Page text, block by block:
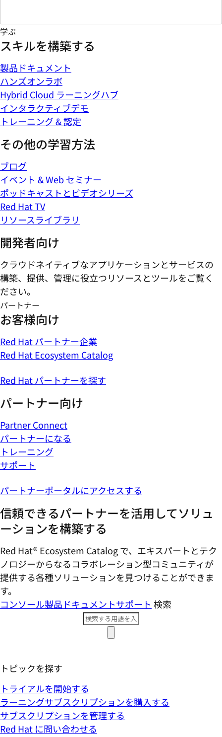
学ぶ
スキルを構築する
製品ドキュメント
ハンズオンラボ
Hybrid Cloud ラーニングハブ
インタラクティブデモ
トレーニング & 認定
その他の学習方法
ブログ
イベント & Web セミナー
ポッドキャストとビデオシリーズ
Red Hat TV
リソースライブラリ
開発者向け
クラウドネイティブなアプリケーションとサービスの
構築、提供、管理に役立つリソースとツールをご覧く
ださい。
パートナー
お客様向け
Red Hat パートナー企業
Red Hat Ecosystem Catalog
Red Hat パートナーを探す
パートナー向け
Partner Connect
パートナーになる
トレーニング
サポート
パートナーポータルにアクセスする
信頼できるパートナーを活用してソリュ
ーションを構築する
Red Hat® Ecosystem Catalog で、エキスパートとテク
ノロジーからなるコラボレーション型コミ​ュニティが
提供する各種ソリューションを見つけることができま
す。
コンソール製品ドキュメントサポート 検索
トピックを探す
トライアルを開始する
ラーニングサブスクリプションを購入する
サブスクリプションを管理する
Red Hat に問い合わせる